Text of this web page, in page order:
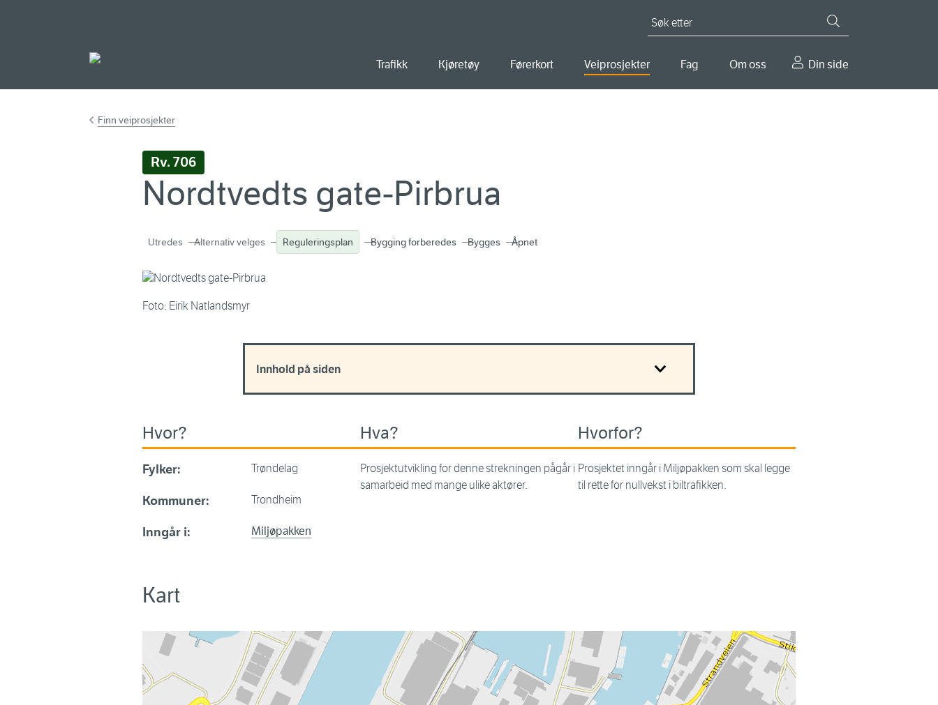
Trafikk Kjøretøy Førerkort Veiprosjekter Fag Om oss Din side
Finn veiprosjekter
Rv. 706
Nordtvedts gate-Pirbrua
Utredes Alternativ velges Reguleringsplan Bygging forberedes Bygges Åpnet
Foto: Eirik Natlandsmyr
Innhold på siden
Hvor?
Fylker: Trøndelag
Kommuner: Trondheim
Inngår i: Miljøpakken
Hva?
Prosjektutvikling for denne strekningen pågår i
samarbeid med mange ulike aktører.
Hvorfor?
Prosjektet inngår i Miljøpakken som skal legge
til rette for nullvekst i biltrafikken.
Kart